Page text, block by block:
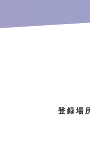
登録場